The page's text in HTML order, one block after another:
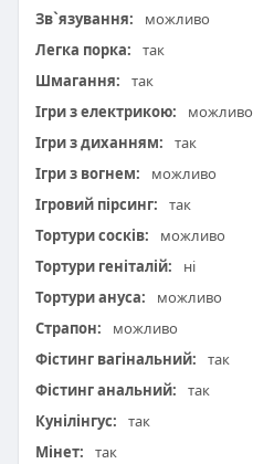
Зв`язування:
можливо
Легка порка:
так
Шмагання:
так
Ігри з електрикою:
можливо
Ігри з диханням:
так
Ігри з вогнем:
можливо
Ігровий пірсинг:
так
Тортури сосків:
можливо
Тортури геніталій:
ні
Тортури ануса:
можливо
Страпон:
можливо
Фістинг вагінальний:
так
Фістинг анальний:
так
Кунілінгус:
так
Мінет:
так